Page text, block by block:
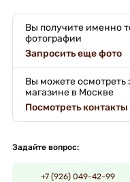
Вы получите именно
фотографии
Запросить еще фото
Вы можете осмотреть
магазине в Москве
Посмотреть контакты
Задайте вопрос:
+7 (926) 049-42-99